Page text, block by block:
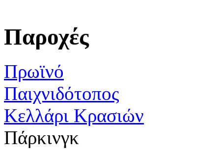
Παροχές
Πρωϊνό
Παιχνιδότοπος
Κελλάρι Κρασιών
Πάρκινγκ